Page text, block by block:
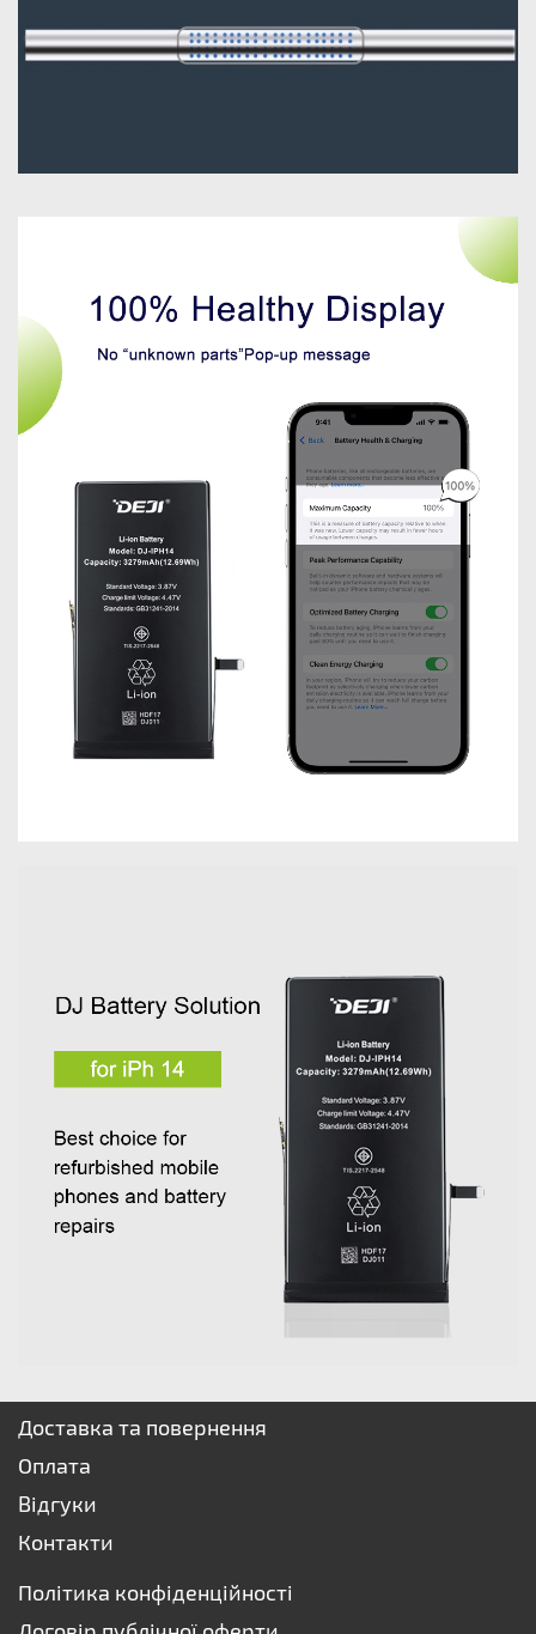
Доставка та повернення
Оплата
Відгуки
Контакти
Політика конфіденційності